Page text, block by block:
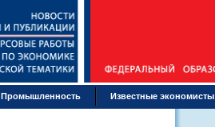
Промышленность Известные экономисты